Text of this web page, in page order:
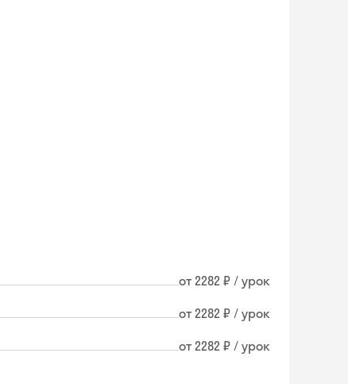
от 2282 ₽ / урок
от 2282 ₽ / урок
от 2282 ₽ / урок